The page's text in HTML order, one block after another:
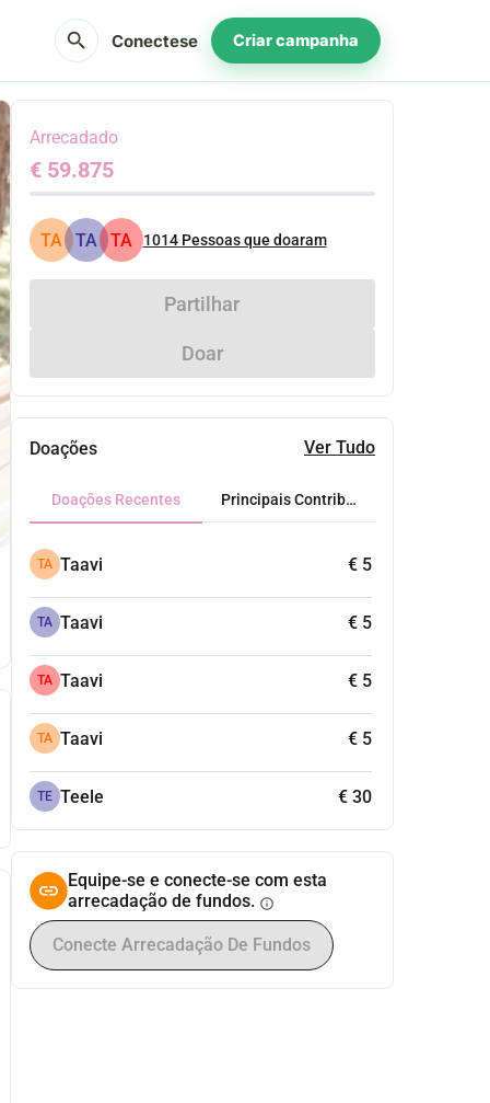
search Conectese Criar campanha
Arrecadado
€ 59.875
TA TA TA 1014 Pessoas que doaram
Partilhar
Doar
Doações Ver Tudo
Doações Recentes Principais Contribuidores
TA Taavi € 5
TA Taavi € 5
TA Taavi € 5
TA Taavi € 5
TE Teele € 30
Equipe-se e conecte-se com esta
arrecadação de fundos. info
Conecte Arrecadação De Fundos